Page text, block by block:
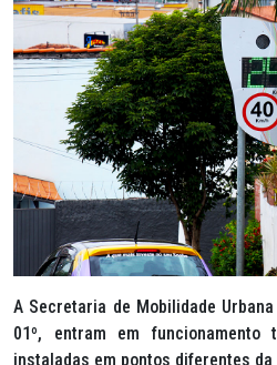
A Secretaria de Mobilidade
01º, entram em funcionamento
instaladas em pontos diferentes da